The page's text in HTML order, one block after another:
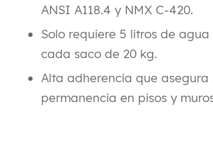
ANSI A118.4 y NMX C-420.
Solo requiere 5 litros de
cada saco de 20 kg.
Alta adherencia que asegura
permanencia en pisos y